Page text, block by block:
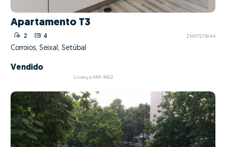
Apartamento T3
2 4 ZMPT573644
Corroios, Seixal, Setúbal
Vendido
Licença AMI 4662